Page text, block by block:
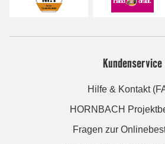
Kundenservice
Hilfe & Kontakt
HORNBACH
Fragen zur